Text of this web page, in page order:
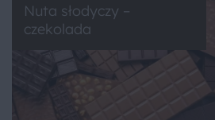
Nuta słodyczy –
czekolada